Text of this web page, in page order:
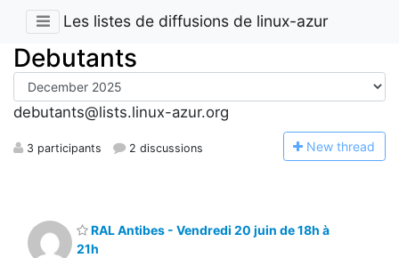
Les listes de diffusions de linux-azur
Debutants
debutants@lists.linux-azur.org
3 participants 2 discussions New thread
RAL Antibes - Vendredi 20 juin de 18h à
21h